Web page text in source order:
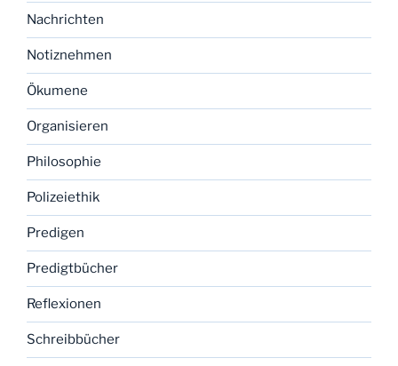
Nachrichten
Notiznehmen
Ökumene
Organisieren
Philosophie
Polizeiethik
Predigen
Predigtbücher
Reflexionen
Schreibbücher